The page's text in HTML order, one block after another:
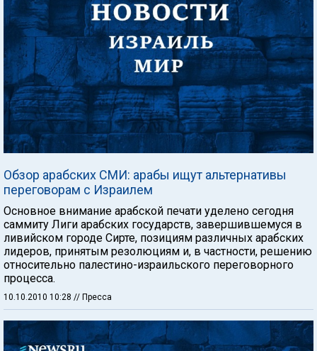
Обзор арабских СМИ: арабы ищут альтернативы
переговорам с Израилем
Основное внимание арабской печати уделено сегодня
саммиту Лиги арабских государств, завершившемуся в
ливийском городе Сирте, позициям различных арабских
лидеров, принятым резолюциям и, в частности, решению
относительно палестино-израильского переговорного
процесса.
10.10.2010 10:28 // Пресса